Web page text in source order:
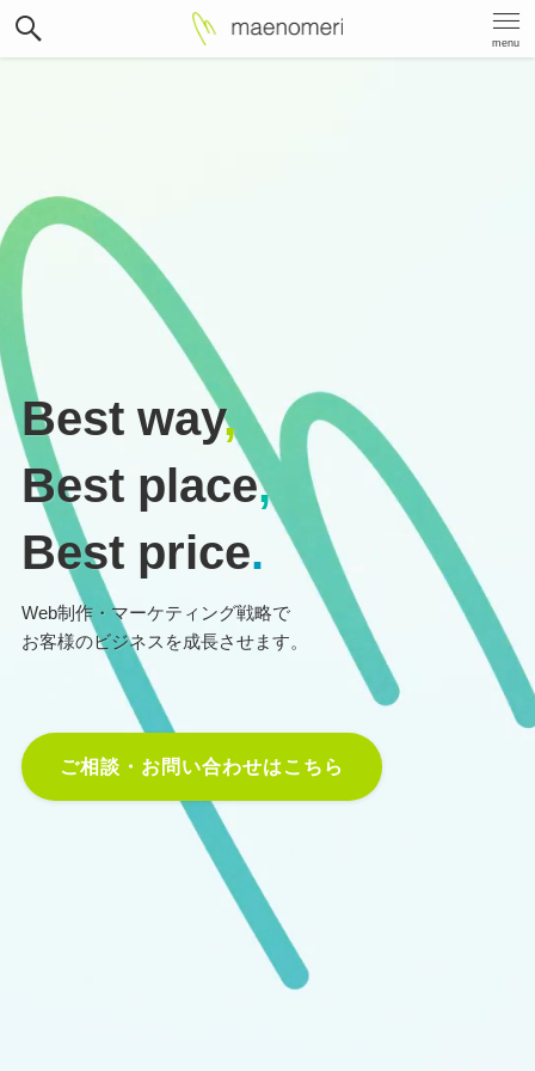
menu
Best way,
Best place,
Best price.
Web制作・マーケティング戦略で
お客様のビジネスを成長させます。
ご相談・お問い合わせはこちら